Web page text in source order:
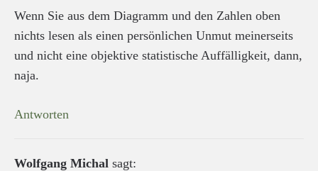
Wenn Sie aus dem Diagramm und den Zahlen oben
nichts lesen als einen persönlichen Unmut meinerseits
und nicht eine objektive statistische Auffälligkeit, dann,
naja.
Antworten
Wolfgang Michal sagt: